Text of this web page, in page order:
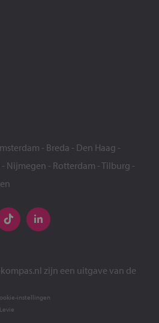
- Breda - Den Haag -
- Nijmegen - Rotterdam -Tilburg -
zijn een uitgave van de
instellingen